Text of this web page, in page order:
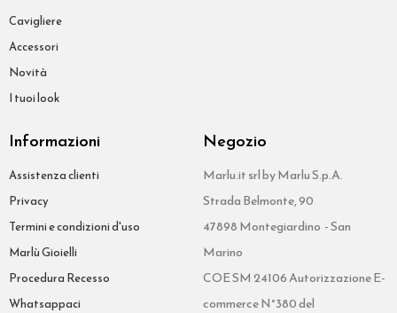
Cavigliere
Accessori
Novità
I tuoi look
Informazioni
Assistenza clienti
Privacy
Termini e condizioni d'uso
Marlù Gioielli
Procedura Recesso
Whatsappaci
Negozio
Marlu.it srl by Marlu S.p.A.
Strada Belmonte, 90
47898 Montegiardino - San
Marino
COE SM 24106 Autorizzazione E-
commerce N°380 del